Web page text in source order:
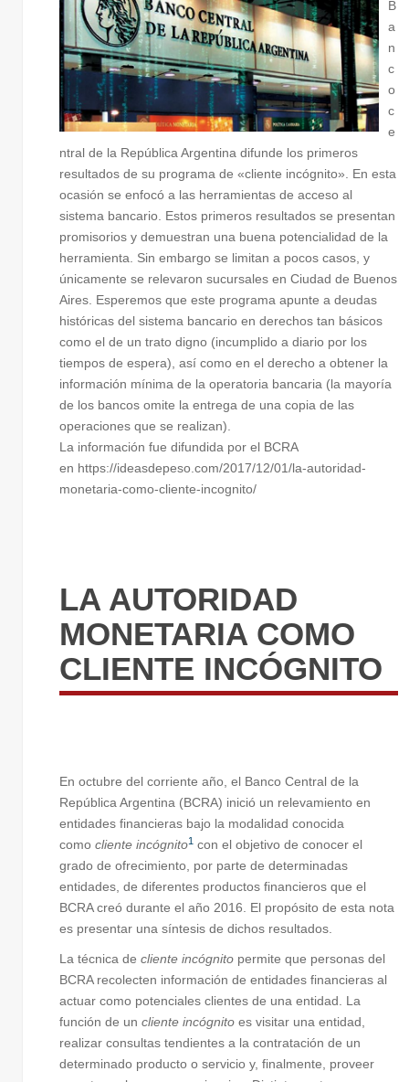
B
a
n
c
o
c
e
ntral de la República Argentina difunde los primeros
resultados de su programa de «cliente incógnito». En esta
ocasión se enfocó a las herramientas de acceso al
sistema bancario. Estos primeros resultados se presentan
promisorios y demuestran una buena potencialidad de la
herramienta. Sin embargo se limitan a pocos casos, y
únicamente se relevaron sucursales en Ciudad de Buenos
Aires. Esperemos que este programa apunte a deudas
históricas del sistema bancario en derechos tan básicos
como el de un trato digno (incumplido a diario por los
tiempos de espera), así como en el derecho a obtener la
información mínima de la operatoria bancaria (la mayoría
de los bancos omite la entrega de una copia de las
operaciones que se realizan).
La información fue difundida por el BCRA
en https://ideasdepeso.com/2017/12/01/la-autoridad-
monetaria-como-cliente-incognito/
LA AUTORIDAD
MONETARIA COMO
CLIENTE INCÓGNITO
En octubre del corriente año, el Banco Central de la
República Argentina (BCRA) inició un relevamiento en
entidades financieras bajo la modalidad conocida
como cliente incógnito1 con el objetivo de conocer el
grado de ofrecimiento, por parte de determinadas
entidades, de diferentes productos financieros que el
BCRA creó durante el año 2016. El propósito de esta nota
es presentar una síntesis de dichos resultados.
La técnica de cliente incógnito permite que personas del
BCRA recolecten información de entidades financieras al
actuar como potenciales clientes de una entidad. La
función de un cliente incógnito es visitar una entidad,
realizar consultas tendientes a la contratación de un
determinado producto o servicio y, finalmente, proveer
de
Comisión
Reforma
Inclusión